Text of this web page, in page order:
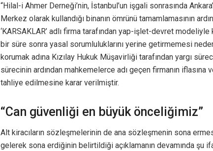
“Hilal-i Ahmer Derneği’nin, İstanbul’un işgali sonrasında
Merkez olarak kullandığı binanın ömrünü tamamlamasının
‘KARSAKLAR’ adlı firma tarafından yap-işlet-devret modeliyle
bir süre sonra yasal sorumluluklarını yerine getirmemesi
korumak adına Kızılay Hukuk Müşavirliği tarafından yargı
sürecinin ardından mahkemelerce adı geçen firmanın iflasına
tahliye edilmesine karar verilmiştir.
“Can güvenliği en büyük önceliğimiz”
Alt kiracıların sözleşmelerinin de ana sözleşmenin sona
gelerek sona erdiğinin belirtildiği açıklamanın devamında şu